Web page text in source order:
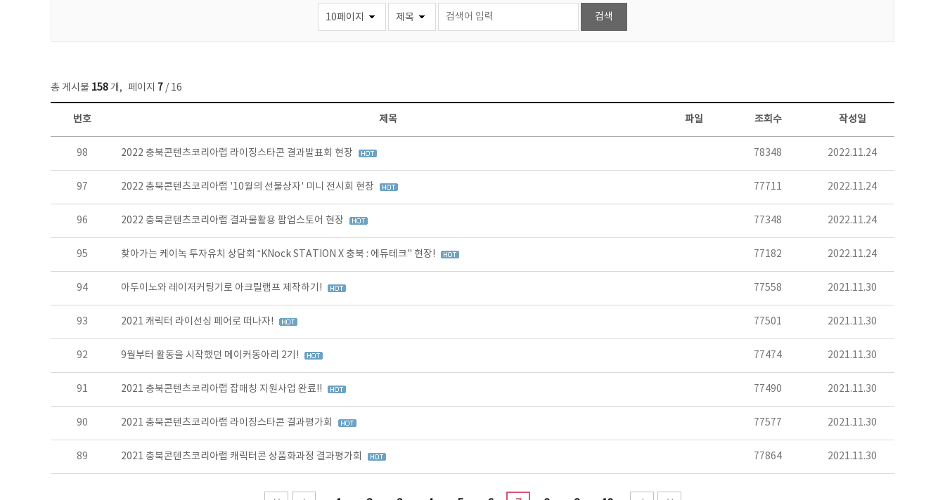
총 게시물 158 개, 페이지 7 / 16
콘텐츠이슈 목록 - 번호, 제목, 작성자, 파일, 조회수, 작성일 정보 제공
번호 제목 파일 조회수 작성일
98 2022 충북콘텐츠코리아랩 라이징스타콘 결과발표회 현장 78348 2022.11.24
97 2022 충북콘텐츠코리아랩 '10월의 선물상자' 미니 전시회 현장 77711 2022.11.24
96 2022 충북콘텐츠코리아랩 결과물활용 팝업스토어 현장 77348 2022.11.24
95 찾아가는 케이녹 투자유치 상담회 “KNock STATION X 충북 : 에듀테크" 현장! 77182 2022.11.24
94 아두이노와 레이저커팅기로 아크릴램프 제작하기! 77558 2021.11.30
93 2021 캐릭터 라이선싱 페어로 떠나자! 77501 2021.11.30
92 9월부터 활동을 시작했던 메이커동아리 2기! 77474 2021.11.30
91 2021 충북콘텐츠코리아랩 잡매칭 지원사업 완료!! 77490 2021.11.30
90 2021 충북콘텐츠코리아랩 라이징스타콘 결과평가회 77577 2021.11.30
89 2021 충북콘텐츠코리아랩 캐릭터콘 상품화과정 결과평가회 77864 2021.11.30